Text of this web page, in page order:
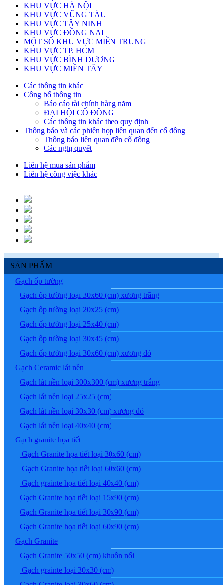
KHU VỰC HÀ NỘI
KHU VỰC VŨNG TÀU
KHU VỰC TÂY NINH
KHU VỰC ĐỒNG NAI
MỘT SỐ KHU VỰC MIỀN TRUNG
KHU VỰC TP. HCM
KHU VỰC BÌNH DƯƠNG
KHU VỰC MIỀN TÂY
Các thông tin khác
Công bố thông tin
Báo cáo tài chính hàng năm
ĐẠI HỘI CỔ ĐÔNG
Các thông tin khác theo quy định
Thông báo và các phiên họp liên quan đến cổ đông
Thông báo liên quan đến cổ đông
Các nghị quyết
Liên hệ mua sản phẩm
Liên hệ công việc khác
SẢN PHẨM
Gạch ốp tường
Gạch ốp tường loại 30x60 (cm) xương trắng
Gạch ốp tường loại 20x25 (cm)
Gạch ốp tường loại 25x40 (cm)
Gạch ốp tường loại 30x45 (cm)
Gạch ốp tường loại 30x60 (cm) xương đỏ
Gạch Ceramic lát nền
Gạch lát nền loại 300x300 (cm) xương trắng
Gạch lát nền loại 25x25 (cm)
Gạch lát nền loại 30x30 (cm) xương đỏ
Gạch lát nền loại 40x40 (cm)
Gạch granite họa tiết
Gạch Granite họa tiết loại 30x60 (cm)
Gạch Granite họa tiết loại 60x60 (cm)
Gạch grainte họa tiết loại 40x40 (cm)
Gạch Granite họa tiết loại 15x90 (cm)
Gạch Granite họa tiết loại 30x90 (cm)
Gạch Granite họa tiết loại 60x90 (cm)
Gạch Granite
Gạch Granite 50x50 (cm) khuôn nổi
Gạch grainte loại 30x30 (cm)